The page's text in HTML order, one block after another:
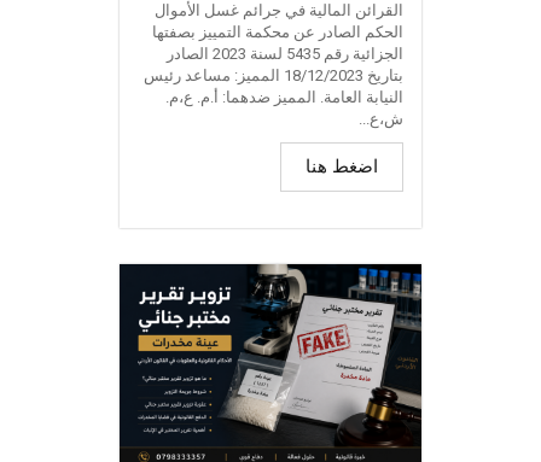
القرائن المالية في جرائم غسل الأموال
الحكم الصادر عن محكمة التمييز بصفتها
الجزائية رقم 5435 لسنة 2023 الصادر
بتاريخ 18/12/2023 المميز: مساعد رئيس
النيابة العامة. المميز ضدهما: أ.م. ع،م.
ش،ع...
اضغط هنا